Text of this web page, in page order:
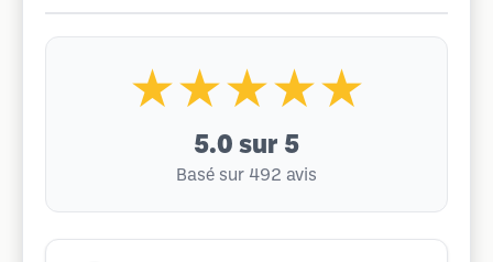
★★★★★
5.0 sur 5
Basé sur 492 avis